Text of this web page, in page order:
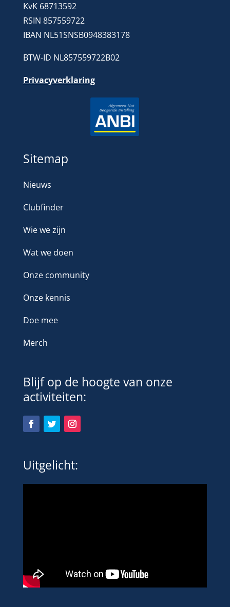
KvK 68713592
RSIN 857559722
IBAN NL51SNSB0948383178
BTW-ID NL857559722B02
Privacyverklaring
Sitemap
Nieuws
Clubfinder
Wie we zijn
Wat we doen
Onze community
Onze kennis
Doe mee
Merch
Blijf op de hoogte van onze
activiteiten:
Uitgelicht: